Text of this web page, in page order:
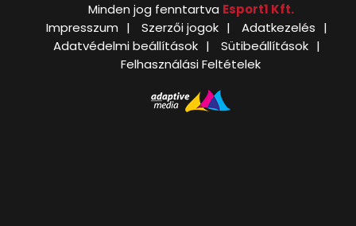
Minden jog fenntartva Esport1 Kft.
Impresszum
Szerzői jogok
Adatkezelés
Adatvédelmi beállítások
Sütibeállítások
Felhasználási Feltételek